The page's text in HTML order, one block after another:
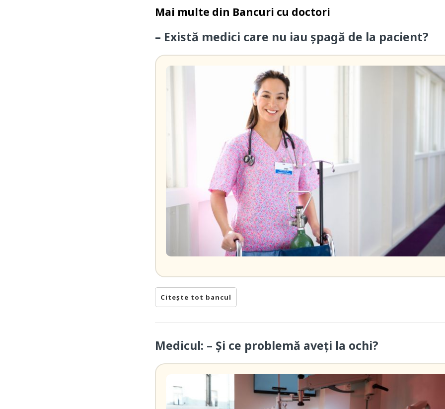
Mai multe din Bancuri cu doctori
– Există medici care nu iau șpagă de la pacient?
Citește tot bancul
Medicul: – Și ce problemă aveți la ochi?